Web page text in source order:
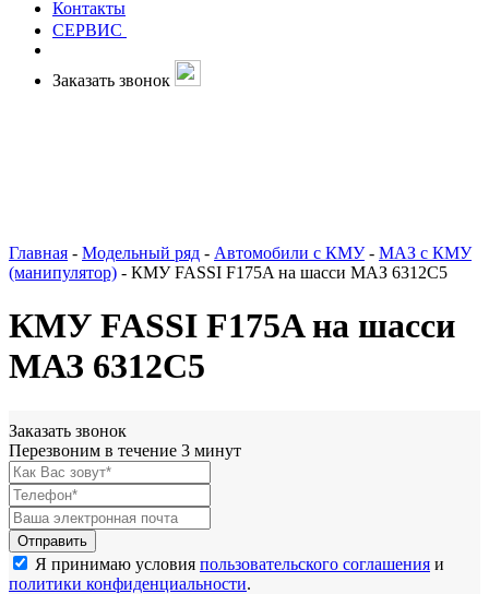
Контакты
СЕРВИС
Заказать звонок
Главная - Модельный ряд - Автомобили с КМУ- МАЗ с КМУ
(манипулятор) - КМУ FASSI F175A на шасси МАЗ 6312С5
КМУ FASSI F175A на шасси
МАЗ 6312С5
Заказать звонок
Перезвоним в течение 3 минут
Я принимаю условия пользовательского соглашения и
политики конфиденциальности.